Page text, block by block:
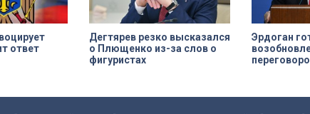
ответ
Дегтярев резко высказался
о Плющенко из-за слов о
фигуристах
Эрдоган